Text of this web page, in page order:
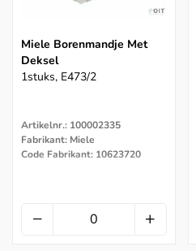
Miele Borenmandje Met
Deksel
1stuks, E473/2
Artikelnr.: 100002335
Fabrikant: Miele
Code Fabrikant: 10623720